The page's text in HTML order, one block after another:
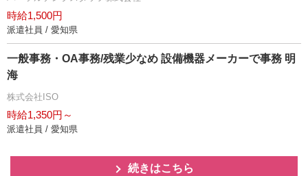
時給1,500円
派遣社員 / 愛知県
一般事務・OA事務/残業少なめ 設備機器メーカーで事務 明
海
株式会社ISO
時給1,350円～
派遣社員 / 愛知県
続きはこちら